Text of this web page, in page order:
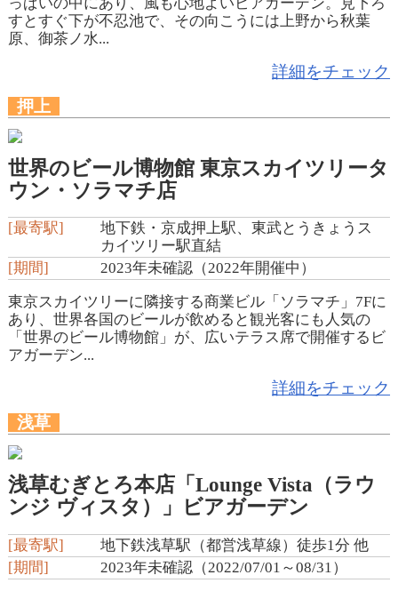
すとすぐ下が不忍池で、その向こうには上野から秋葉
原、御茶ノ水...
詳細をチェック
押上
世界のビール博物館 東京スカイツリータ
ウン・ソラマチ店
[最寄駅]
地下鉄・京成押上駅、東武とうきょうス
カイツリー駅直結
[期間]
2023年未確認（2022年開催中）
東京スカイツリーに隣接する商業ビル「ソラマチ」7Fに
あり、世界各国のビールが飲めると観光客にも人気の
「世界のビール博物館」が、広いテラス席で開催するビ
アガーデン...
詳細をチェック
浅草
浅草むぎとろ本店「Lounge Vista（ラウ
ンジ ヴィスタ）」ビアガーデン
[最寄駅]
地下鉄浅草駅（都営浅草線）徒歩1分 他
[期間]
2023年未確認（2022/07/01～08/31）